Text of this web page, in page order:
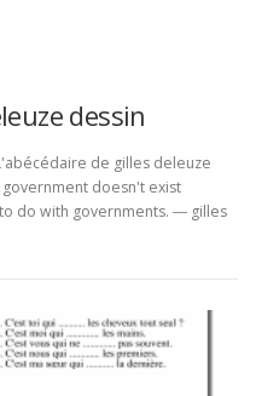
dessin
de gilles deleuze
doesn't exist
do with governments. ― gilles